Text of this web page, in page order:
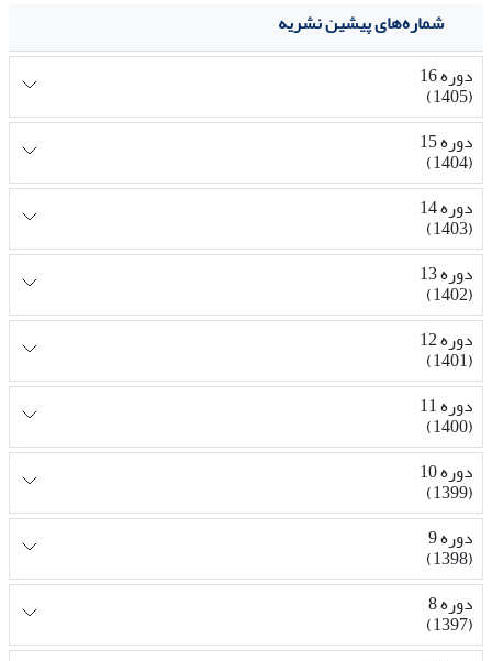
شماره‌های پیشین نشریه
دوره 16
(1405)
دوره 15
(1404)
دوره 14
(1403)
دوره 13
(1402)
دوره 12
(1401)
دوره 11
(1400)
دوره 10
(1399)
دوره 9
(1398)
دوره 8
(1397)